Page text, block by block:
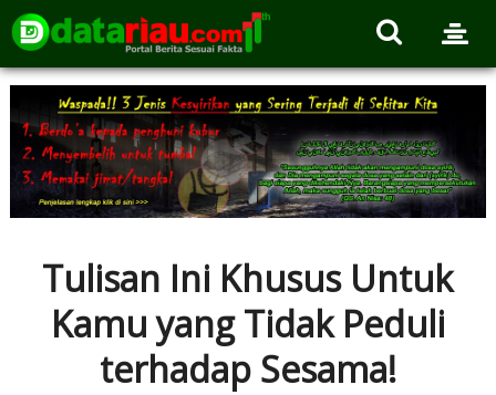
Tulisan Ini Khusus Untuk
Kamu yang Tidak Peduli
terhadap Sesama!